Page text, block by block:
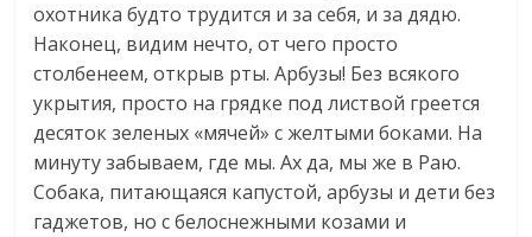
охотника будто трудится и за себя, и за дядю.
Наконец, видим нечто, от чего просто
столбенеем, открыв рты. Арбузы! Без всякого
укрытия, просто на грядке под листвой греется
десяток зеленых «мячей» с желтыми боками. На
минуту забываем, где мы. Ах да, мы же в Раю.
Собака, питающаяся капустой, арбузы и дети без
гаджетов, но с белоснежными козами и